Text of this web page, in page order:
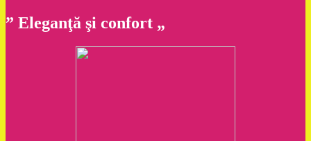
” Eleganţă şi confort „